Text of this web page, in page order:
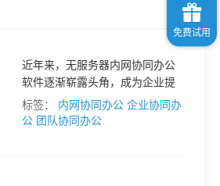
近年来，无服务器内网协同办公
软件逐渐崭露头角，成为企业提
升协作效率的新选择。本文将探
讨无服务器内网协同办公软件的
标签： 内网协同办公 企业协同办
公 团队协同办公